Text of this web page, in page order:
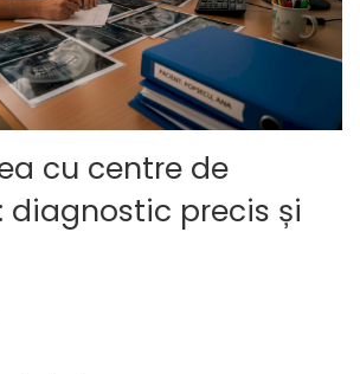
cu centre de
diagnostic precis și